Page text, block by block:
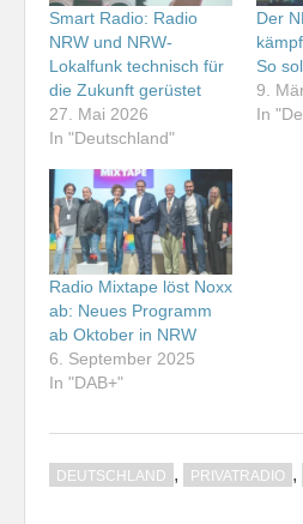
Smart Radio: Radio
NRW und NRW-
Lokalfunk technisch für
die Zukunft gerüstet
27. Mai 2026
In "Deutschland"
Der
So
9.
In
Radio Mixtape löst Noxx
ab: Neues Programm
ab Oktober in NRW
6. September 2025
In "DAB+"
DEUTSCHLAND , PRIVATRADIO ,